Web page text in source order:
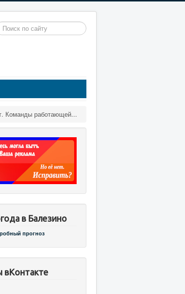
Команды работающей...
в Балезино
прогноз
вКонтакте